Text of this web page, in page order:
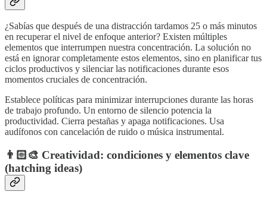
¿Sabías que después de una distracción tardamos 25 o más minutos
en recuperar el nivel de enfoque anterior? Existen múltiples
elementos que interrumpen nuestra concentración. La solución no
está en ignorar completamente estos elementos, sino en planificar tus
ciclos productivos y silenciar las notificaciones durante esos
momentos cruciales de concentración.
Establece políticas para minimizar interrupciones durante las horas
de trabajo profundo. Un entorno de silencio potencia la
productividad. Cierra pestañas y apaga notificaciones. Usa
audífonos con cancelación de ruido o música instrumental.
👨🏻‍🎨 Creatividad: condiciones y elementos clave
(hatching ideas)